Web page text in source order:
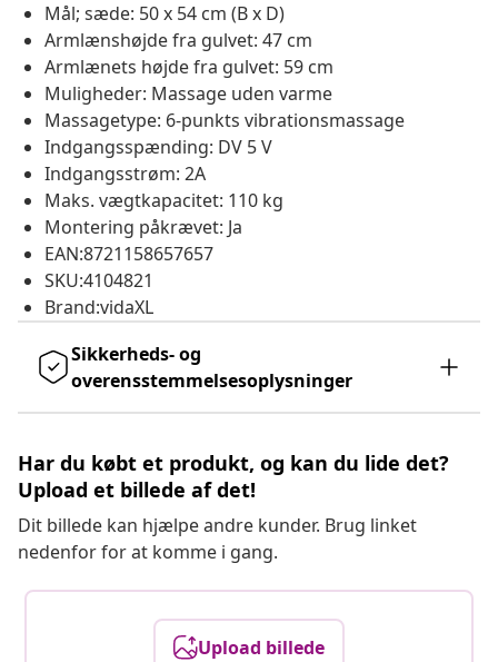
Mål; sæde: 50 x 54 cm (B x D)
Armlænshøjde fra gulvet: 47 cm
Armlænets højde fra gulvet: 59 cm
Muligheder: Massage uden varme
Massagetype: 6-punkts vibrationsmassage
Indgangsspænding: DV 5 V
Indgangsstrøm: 2A
Maks. vægtkapacitet: 110 kg
Montering påkrævet: Ja
EAN:8721158657657
SKU:4104821
Brand:vidaXL
Sikkerheds- og
overensstemmelsesoplysninger
Har du købt et produkt, og kan du lide det?
Upload et billede af det!
Dit billede kan hjælpe andre kunder. Brug linket
nedenfor for at komme i gang.
Upload billede